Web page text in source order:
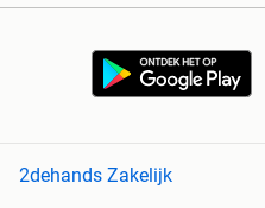
2dehands Zakelijk